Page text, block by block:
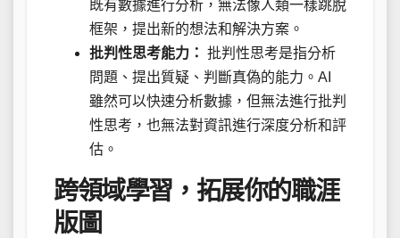
既有數據進行分析，無法像人類一樣跳脫
框架，提出新的想法和解決方案。
批判性思考能力： 批判性思考是指分析
問題、提出質疑、判斷真偽的能力。AI
雖然可以快速分析數據，但無法進行批判
性思考，也無法對資訊進行深度分析和評
估。
跨領域學習，拓展你的職涯
版圖